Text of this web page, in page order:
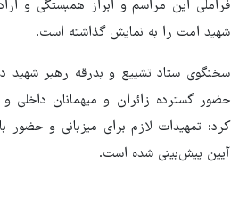
فراملی این مراسم و ابراز همبستگی و
شهید امت را به نمایش گذاشته است.
سخنگوی ستاد تشییع و بدرقه رهبر شهید
حضور گسترده زائران و میهمانان داخلی
کرد: تمهیدات لازم برای میزبانی و حضور
آیین پیش‌بینی شده است.